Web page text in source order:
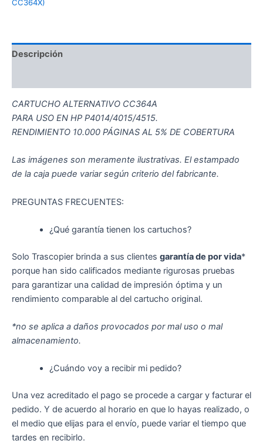
CC364X)
Descripción
CARTUCHO ALTERNATIVO CC364A
PARA USO EN HP P4014/4015/4515.
RENDIMIENTO 10.000 PÁGINAS AL 5% DE COBERTURA
Las imágenes son meramente ilustrativas. El estampado
de la caja puede variar según criterio del fabricante.
PREGUNTAS FRECUENTES:
¿Qué garantía tienen los cartuchos?
Solo Trascopier brinda a sus clientes garantía de por vida*
porque han sido calificados mediante rigurosas pruebas
para garantizar una calidad de impresión óptima y un
rendimiento comparable al del cartucho original.
*no se aplica a daños provocados por mal uso o mal
almacenamiento.
¿Cuándo voy a recibir mi pedido?
Una vez acreditado el pago se procede a cargar y facturar el
pedido. Y de acuerdo al horario en que lo hayas realizado, o
el medio que elijas para el envío, puede variar el tiempo que
tardes en recibirlo.